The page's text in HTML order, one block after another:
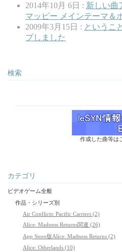
2014年10月 6日 : 新しい曲
マッピー メインテーマ＆
2009年3月15日 : というこ
プしました
検索
作成した曲等は
カテゴリ
ビデオゲーム全般
作品・シリーズ別
Air Conflicts: Pacific Carriers (2)
Alice: Madness Returns関連 (26)
App Store版Alice: Madness Returns (2)
Alice: Otherlands (10)